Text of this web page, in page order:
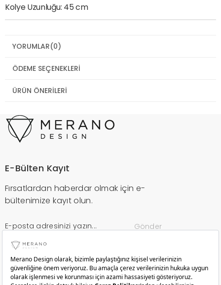
Kolye Uzunluğu: 45 cm
YORUMLAR(0)
ÖDEME SEÇENEKLERI
ÜRÜN ÖNERILERI
E-Bülten Kayıt
Fırsatlardan haberdar olmak için e-
bültenimize kayıt olun.
Gönder
Kurumsal